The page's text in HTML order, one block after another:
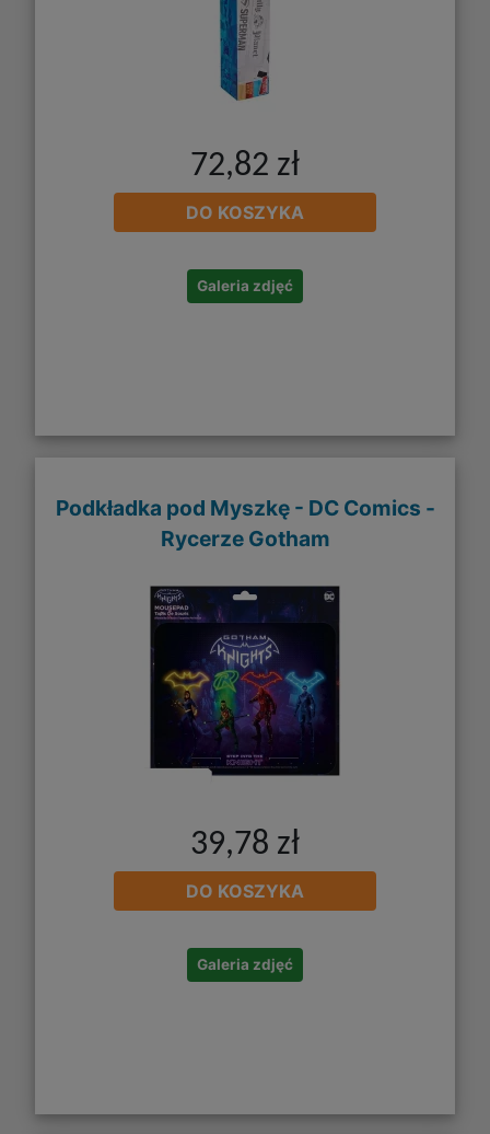
72,82 zł
DO KOSZYKA
Galeria zdjęć
Podkładka pod Myszkę - DC Comics -
Rycerze Gotham
39,78 zł
DO KOSZYKA
Galeria zdjęć